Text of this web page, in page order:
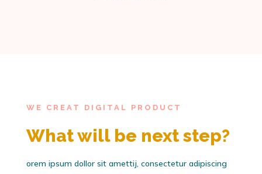
WE CREAT DIGITAL PRODUCT
What will be next step?
orem ipsum dollor sit amettij, consectetur adipiscing